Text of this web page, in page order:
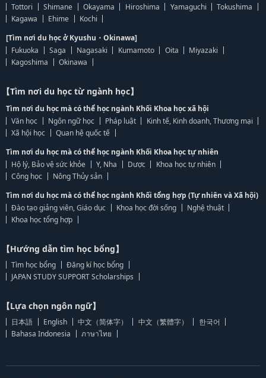
Tottori
Shimane Okayama Hiroshima Yamaguchi
Tokushima
Kagawa
Ehime
Kochi
[Tìm nơi du học ở Kyushu・Okinawa]
Fukuoka
Saga Nagasaki Kumamoto Oita
Miyazaki
Kagoshima
Okinawa
【Tìm nơi du học từ ngành học】
Tìm nơi du học mà có thể học ngành Khối Khoa học xã hội
Văn học
Ngôn ngữ học Pháp luật
Kinh tế, Kinh doanh, Thương mại
Xã hội học
Quan hệ quốc tế
Tìm nơi du học mà có thể học ngành Khối Khoa học tự nhiên
Hộ lý, Bảo vệ sức khỏe
Y, Nha Dược
Khoa học tự nhiên
Công học
Nông Thủy sản
Tìm nơi du học mà có thể học ngành Khối tổng hợp (Tự nhiên và Xã hội)
Đào tạo giảng viên, Giáo dục
Khoa học đời sống
Nghệ thuật
Khoa học tổng hợp
【Hướng dẫn tìm học bổng】
Tìm học bổng
Đăng kí học bổng
JAPAN STUDY SUPPORT Scholarships
【Lựa chọn ngôn ngữ】
日本語 English 中文（简体字） 中文（繁體字）
한국어
Bahasa Indonesia
ภาษาไทย